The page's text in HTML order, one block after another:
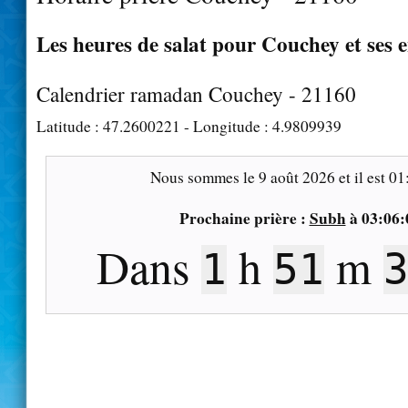
Les heures de salat pour Couchey et ses
Calendrier ramadan Couchey - 21160
Latitude : 47.2600221 - Longitude : 4.9809939
Nous sommes le9 août 2026 et il est
Prochaine prière : Subhà
Dans 1 h 51 m